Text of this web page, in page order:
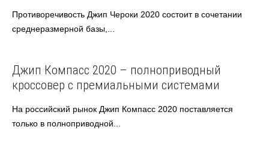
Противоречивость Джип Чероки 2020 состоит в сочетании
среднеразмерной базы,...
Jeep
Джип Компасc 2020 – полноприводный
кроссовер с премиальными системами
На российский рынок Джип Компасc 2020 поставляется
только в полноприводной...